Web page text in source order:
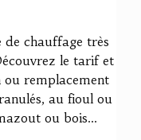
de chauffage très
le tarif et
ou remplacement
au fioul ou
ou bois...